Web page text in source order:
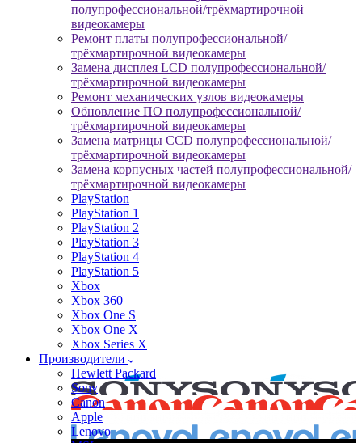
полупрофессиональной/трёхмартирочной
видеокамеры
Ремонт платы полупрофессиональной/
трёхмартирочной видеокамеры
Замена дисплея LCD полупрофессиональной/
трёхмартирочной видеокамеры
Ремонт механических узлов видеокамеры
Обновление ПО полупрофессиональной/
трёхмартирочной видеокамеры
Замена матрицы CCD полупрофессиональной/
трёхмартирочной видеокамеры
Замена корпусных частей полупрофессиональной/
трёхмартирочной видеокамеры
PlayStation
PlayStation 1
PlayStation 2
PlayStation 3
PlayStation 4
PlayStation 5
Xbox
Xbox 360
Xbox One S
Xbox One X
Xbox Series X
Производители
Hewlett Packard
Sony
Canon
Apple
Lenovo